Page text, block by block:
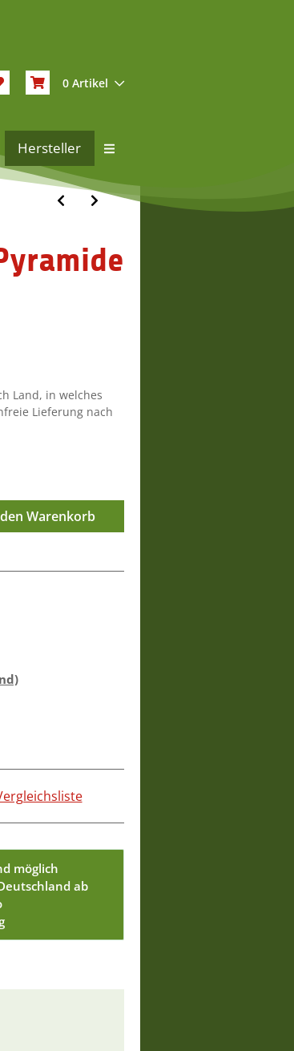
0 Artikel
Hersteller
Land, in welches
Lieferung nach
Warenkorb
möglich
ab